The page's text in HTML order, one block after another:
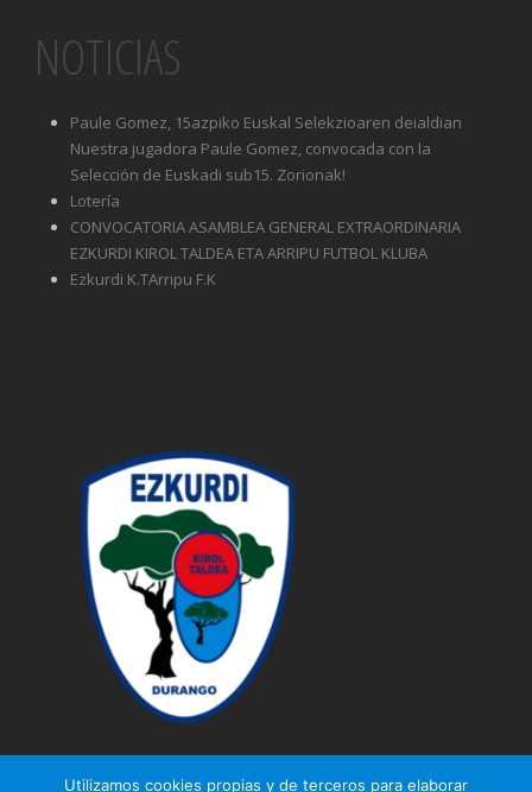
NOTICIAS
Paule Gomez, 15azpiko Euskal Selekzioaren deialdian
Nuestra jugadora Paule Gomez, convocada con la
Selección de Euskadi sub15. Zorionak!
Lotería
CONVOCATORIA ASAMBLEA GENERAL EXTRAORDINARIA
EZKURDI KIROL TALDEA ETA ARRIPU FUTBOL KLUBA
Ezkurdi K.TArripu F.K
Utilizamos cookies propias y de terceros para elaborar